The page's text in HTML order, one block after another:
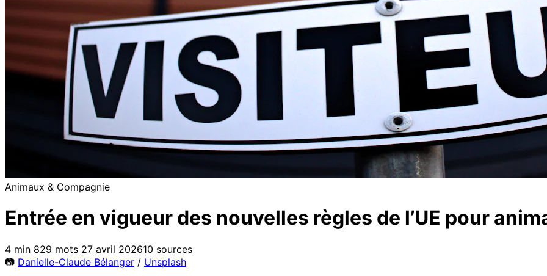
Animaux & Compagnie
Entrée en vigueur des nouvelles règles de l’UE pour
4 min 829 mots 27 avril 202610 sources
📷 Danielle-Claude Bélanger / Unsplash